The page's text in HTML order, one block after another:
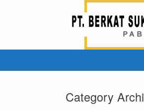
Category